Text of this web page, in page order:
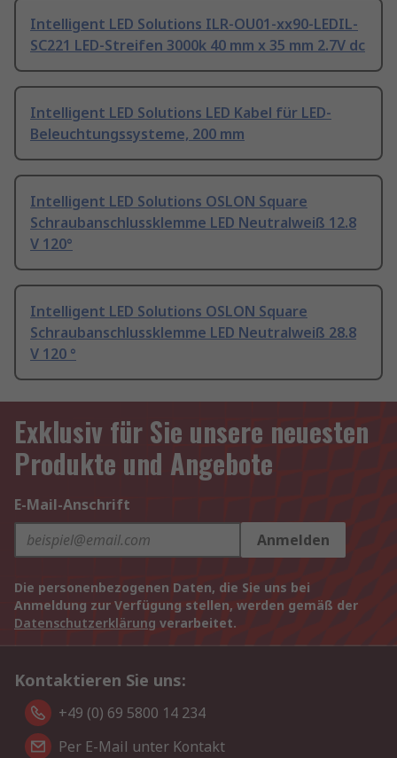
Intelligent LED Solutions ILR-OU01-xx90-LEDIL-
SC221 LED-Streifen 3000k 40 mm x 35 mm 2.7V dc
Intelligent LED Solutions LED Kabel für LED-
Beleuchtungssysteme, 200 mm
Intelligent LED Solutions OSLON Square
Schraubanschlussklemme LED Neutralweiß 12.8
V 120°
Intelligent LED Solutions OSLON Square
Schraubanschlussklemme LED Neutralweiß 28.8
V 120 °
Exklusiv für Sie unsere neuesten
Produkte und Angebote
E-Mail-Anschrift
Anmelden
Die personenbezogenen Daten, die Sie uns bei
Anmeldung zur Verfügung stellen, werden gemäß der
Datenschutzerklärung verarbeitet.
Kontaktieren Sie uns:
+49 (0) 69 5800 14 234
Per E-Mail unter Kontakt